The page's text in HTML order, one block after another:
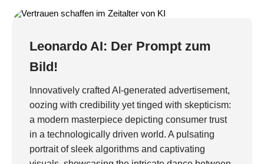
Leonardo AI: Der Prompt zum
Bild!
Innovatively crafted AI-generated advertisement,
oozing with credibility yet tinged with skepticism:
a modern masterpiece depicting consumer trust
in a technologically driven world. A pulsating
portrait of sleek algorithms and captivating